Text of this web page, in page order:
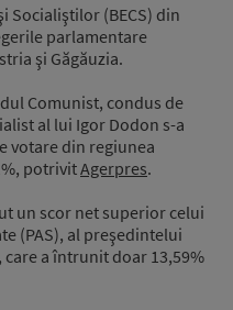
Socialiştilor (BECS) din
parlamentare
şi Găgăuzia.
Comunist, condus de
al lui Igor Dodon s-a
votare din regiunea
potrivitAgerpres.
un scor net superior celui
(PAS), al preşedintelui
a întrunit doar 13,59%